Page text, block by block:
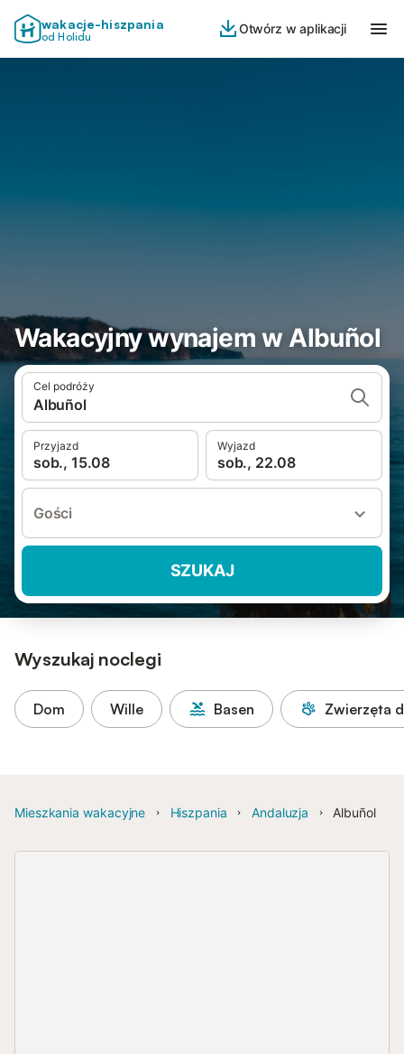
wakacje-hiszpania
od Holidu
Otwórz w aplikacji
Wakacyjny wynajem w Albuñol
Cel podróży
Albuñol
Przyjazd
sob., 15.08
Wyjazd
sob., 22.08
Gości
SZUKAJ
Wyszukaj noclegi
Dom Wille Basen Zwierzęta
Mieszkania wakacyjne Hiszpania Andaluzja Albuñol